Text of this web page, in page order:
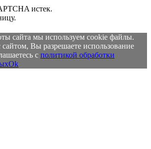
истек.
сайта мы используем cookie файлы.
Вы разрешаете использование
с политикой обработки
Ok